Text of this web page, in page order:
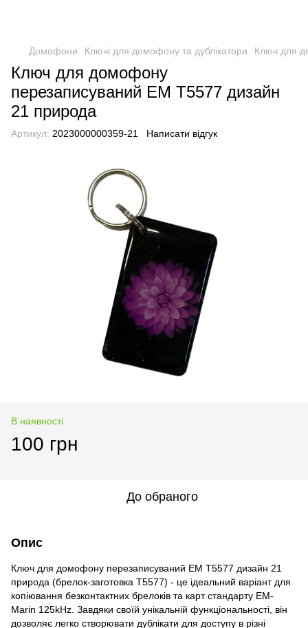
Домофони Ключі для домофону та дублікатори Ключ для
Ключ для домофону
перезаписуваний ЕМ Т5577 дизайн
21 природа
Артикул: 2023000000359-21 Написати відгук
В наявності
100 грн
До обраного
Опис
Ключ для домофону перезаписуваний ЕМ Т5577 дизайн 21
природа (брелок-заготовка Т5577) - це ідеальний варіант для
копіювання безконтактних брелоків та карт стандарту EM-
Marin 125kHz. Завдяки своїй унікальній функціональності, він
дозволяє легко створювати дублікати для доступу в різні